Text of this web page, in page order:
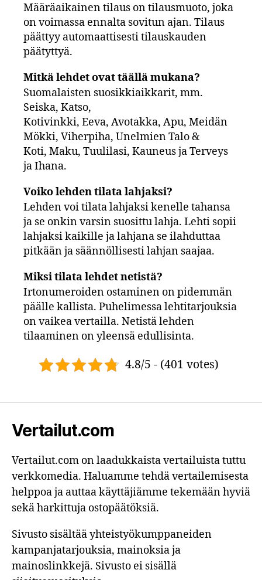
Määräaikainen tilaus on tilausmuoto, joka
on voimassa ennalta sovitun ajan. Tilaus
päättyy automaattisesti tilauskauden
päätyttyä.
Mitkä lehdet ovat täällä mukana?
Suomalaisten suosikkiaikkarit, mm.
Seiska, Katso,
Kotivinkki, Eeva, Avotakka, Apu, Meidän
Mökki, Viherpiha, Unelmien Talo &
Koti, Maku, Tuulilasi, Kauneus ja Terveys
ja Ihana.
Voiko lehden tilata lahjaksi?
Lehden voi tilata lahjaksi kenelle tahansa
ja se onkin varsin suosittu lahja. Lehti sopii
lahjaksi kaikille ja lahjana se ilahduttaa
pitkään ja säännöllisesti lahjan saajaa.
Miksi tilata lehdet netistä?
Irtonumeroiden ostaminen on pidemmän
päälle kallista. Puhelimessa lehtitarjouksia
on vaikea vertailla. Netistä lehden
tilaaminen on yleensä edullisinta.
4.8/5 - (401 votes)
Vertailut.com
Vertailut.com on laadukkaista vertailuista tuttu
verkkomedia. Haluamme tehdä vertailemisesta
helppoa ja auttaa käyttäjiämme tekemään hyviä
sekä harkittuja ostopäätöksiä.
Sivusto sisältää yhteistyökumppaneiden
kampanjatarjouksia, mainoksia ja
mainoslinkkejä. Sivusto ei sisällä